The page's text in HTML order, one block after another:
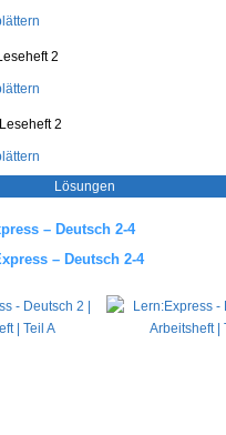
Lösungen
– Deutsch 2-4
– Deutsch 2-4